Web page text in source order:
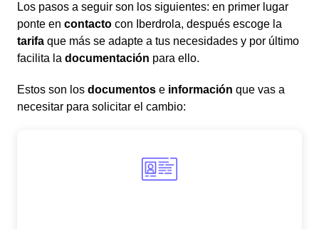
Los pasos a seguir son los siguientes: en primer lugar
ponte en contacto con Iberdrola, después escoge la
tarifa que más se adapte a tus necesidades y por último
facilita la documentación para ello.
Estos son los documentos e información que vas a
necesitar para solicitar el cambio: